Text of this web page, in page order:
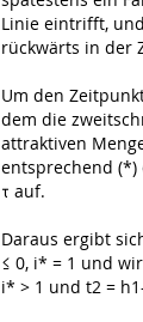
Linie eintrifft,
rückwärts in der
Um den
dem die
attraktiven
entsprechend (*)
τ auf.
Daraus ergibt
≤ 0, i* = 1 und
i* > 1 und t2 =